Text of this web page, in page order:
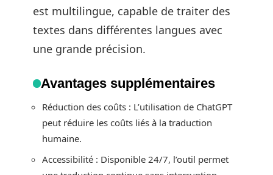
est multilingue, capable de traiter des
textes dans différentes langues avec
une grande précision.
Avantages supplémentaires
Réduction des coûts : L’utilisation de ChatGPT
peut réduire les coûts liés à la traduction
humaine.
Accessibilité : Disponible 24/7, l’outil permet